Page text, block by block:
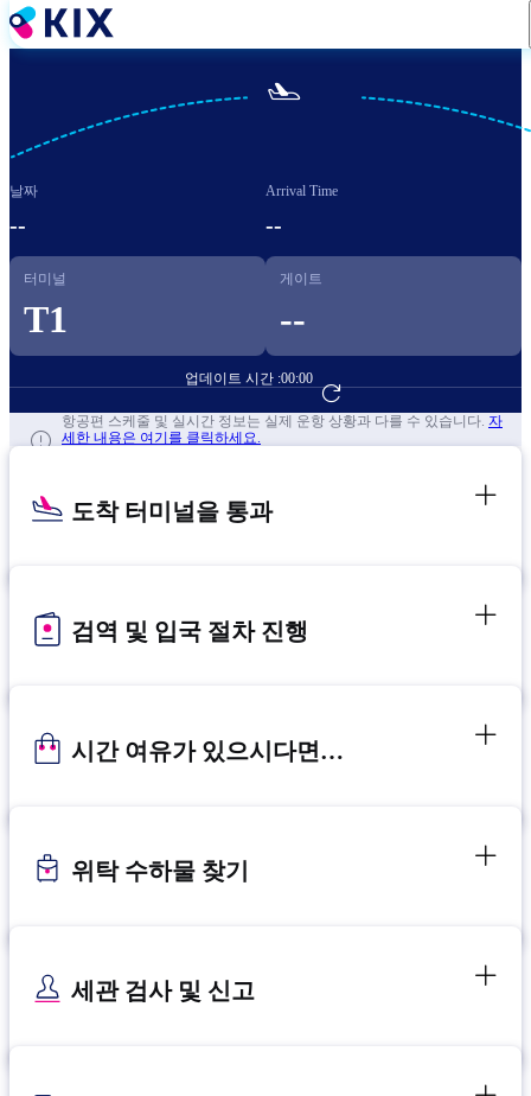
주
요
로
너

날짜
--
Arrival Time
--
터미널
T1
게이트
--
업데이트 시간 :00:00
항공편 예약하기
항공편 스케줄 및 실시간 정보는 실제 운항 상황과 다를 수 있습니다. 자
세한 내용은 여기를 클릭하세요.
도착 터미널을 통과
검역 및 입국 절차 진행
시간 여유가 있으시다면…
위탁 수하물 찾기
세관 검사 및 신고